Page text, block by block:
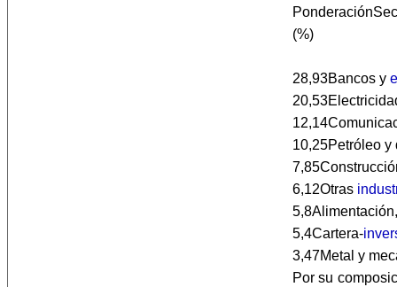
(%)
28,93Bancos y
10,25Petróleo y
6,12Otras
5,4Cartera-
3,47Metal y
Por su